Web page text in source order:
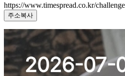
https://www.timespread.co.kr/
주소복사